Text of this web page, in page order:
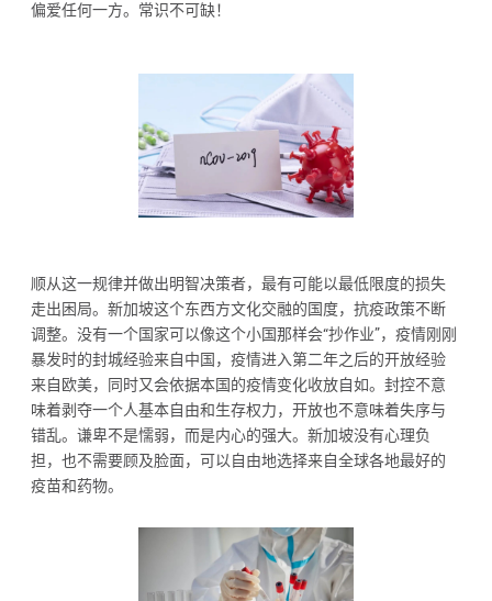
偏爱任何一方。常识不可缺！
顺从这一规律并做出明智决策者，最有可能以最低限度的损失
走出困局。新加坡这个东西方文化交融的国度，抗疫政策不断
调整。没有一个国家可以像这个小国那样会“抄作业”，疫情刚刚
暴发时的封城经验来自中国，疫情进入第二年之后的开放经验
来自欧美，同时又会依据本国的疫情变化收放自如。封控不意
味着剥夺一个人基本自由和生存权力，开放也不意味着失序与
错乱。谦卑不是懦弱，而是内心的强大。新加坡没有心理负
担，也不需要顾及脸面，可以自由地选择来自全球各地最好的
疫苗和药物。